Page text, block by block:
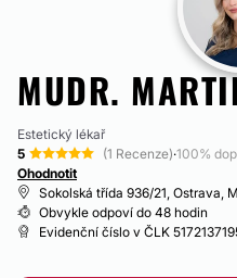
MUDR.
Estetický lékař
5
(1 Recenze)·100%
Ohodnotit
Sokolská třída 936/21, Ostrava,
Obvykle odpoví do 48 hodin
Evidenční číslo v ČLK